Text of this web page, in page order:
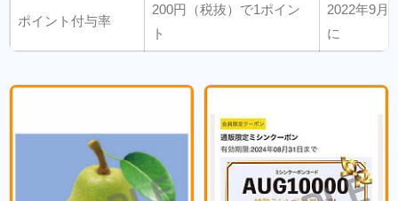
ポイント付与率
200円（税抜）で1ポイン
ト
2022年9月
に